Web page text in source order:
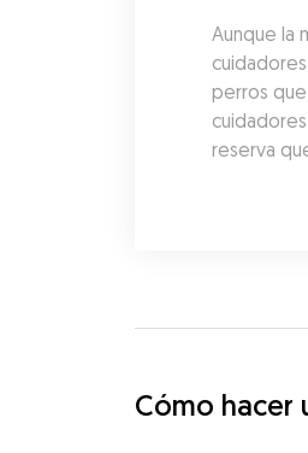
Aunque la
perros
reserva
Cómo hacer